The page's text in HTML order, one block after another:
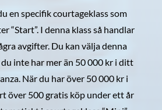
en specifik courtageklass som
“Start”. I denna klass så handlar
avgifter. Du kan välja denna
inte har mer än 50 000 kr i ditt
När du har över 50 000 kr i
över 500 gratis köp under ett år